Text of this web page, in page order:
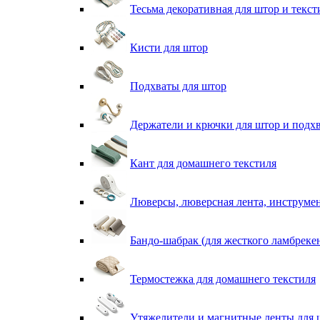
Тесьма декоративная для штор и
Кисти для штор
Подхваты для штор
Держатели и крючки для штор и
Кант для домашнего текстиля
Люверсы, люверсная лента,
Бандо-шабрак (для жесткого
Термостежка для домашнего текстиля
Утяжелители и магнитные ленты для